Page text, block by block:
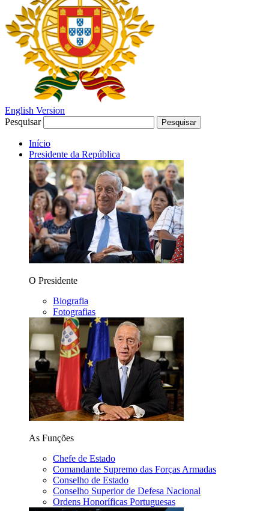
English Version
Pesquisar
Pesquisar
Início
Presidente da República
O Presidente
Biografia
Fotografias
As Funções
Chefe de Estado
Comandante Supremo das Forças Armadas
Conselho de Estado
Conselho Superior de Defesa Nacional
Ordens Honoríficas Portuguesas